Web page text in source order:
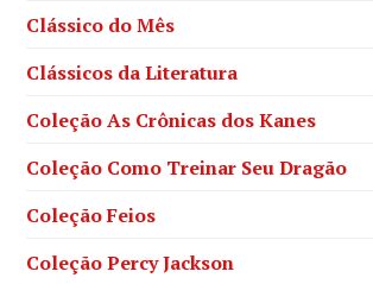
Clássico do Mês
Clássicos da Literatura
Coleção As Crônicas dos Kanes
Coleção Como Treinar Seu Dragão
Coleção Feios
Coleção Percy Jackson